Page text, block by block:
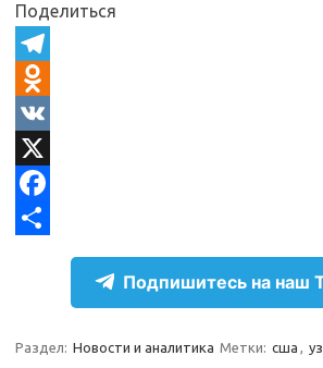
Поделиться
T
e
e
g
O
d
n
o
s
V
KX
F
bр
Подпишитесь на наш
Раздел: Новости и аналитика Метки: сша ,